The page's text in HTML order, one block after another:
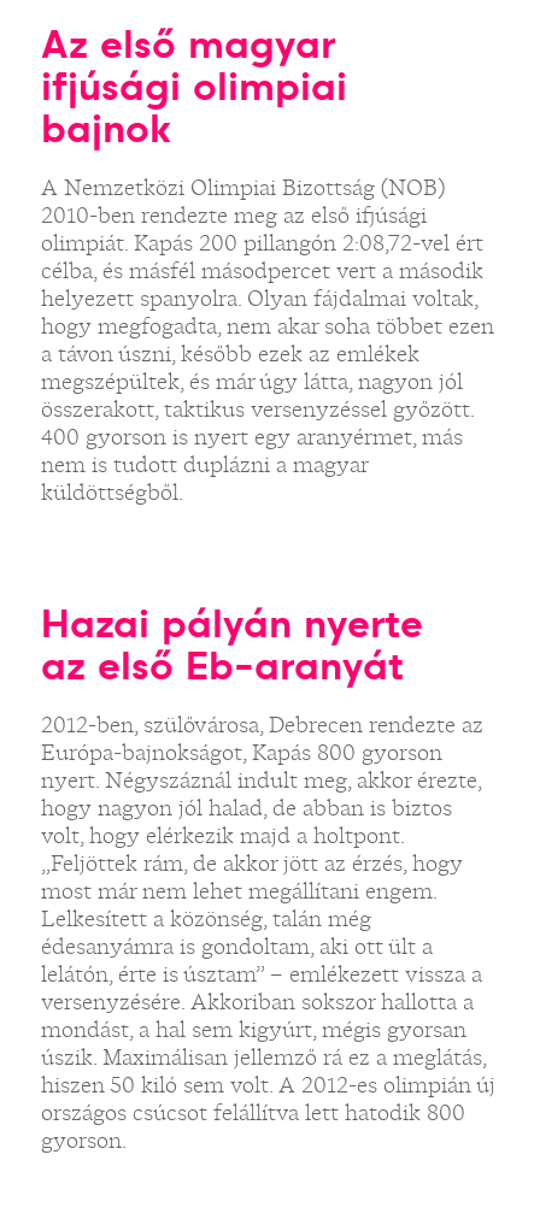
Az első magyar
ifjúsági olimpiai
bajnok
A Nemzetközi Olimpiai Bizottság (NOB)
2010-ben rendezte meg az első ifjúsági
olimpiát. Kapás 200 pillangón 2:08,72-vel ért
célba, és másfél másodpercet vert a második
helyezett spanyolra. Olyan fájdalmai voltak,
hogy megfogadta, nem akar soha többet ezen
a távon úszni, később ezek az emlékek
megszépültek, és már úgy látta, nagyon jól
összerakott, taktikus versenyzéssel győzött.
400 gyorson is nyert egy aranyérmet, más
nem is tudott duplázni a magyar
küldöttségből.
Hazai pályán nyerte
az első Eb-aranyát
2012-ben, szülővárosa, Debrecen rendezte az
Európa-bajnokságot, Kapás 800 gyorson
nyert. Négyszáznál indult meg, akkor érezte,
hogy nagyon jól halad, de abban is biztos
volt, hogy elérkezik majd a holtpont.
„Feljöttek rám, de akkor jött az érzés, hogy
most már nem lehet megállítani engem.
Lelkesített a közönség, talán még
édesanyámra is gondoltam, aki ott ült a
lelátón, érte is úsztam” – emlékezett vissza a
versenyzésére. Akkoriban sokszor hallotta a
mondást, a hal sem kigyúrt, mégis gyorsan
úszik. Maximálisan jellemző rá ez a meglátás,
hiszen 50 kiló sem volt. A 2012-es olimpián új
országos csúcsot felállítva lett hatodik 800
gyorson.